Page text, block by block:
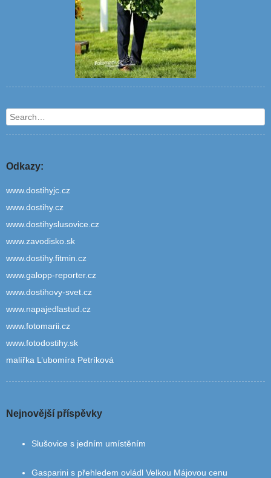
Search
Odkazy:
www.dostihyjc.cz
www.dostihy.cz
www.dostihyslusovice.cz
www.zavodisko.sk
www.dostihy.fitmin.cz
www.galopp-reporter.cz
www.dostihovy-svet.cz
www.napajedlastud.cz
www.fotomarii.cz
www.fotodostihy.sk
malířka L’ubomíra Petríková
Nejnovější příspěvky
Slušovice s jedním umístěním
Gasparini s přehledem ovládl Velkou Májovou cenu